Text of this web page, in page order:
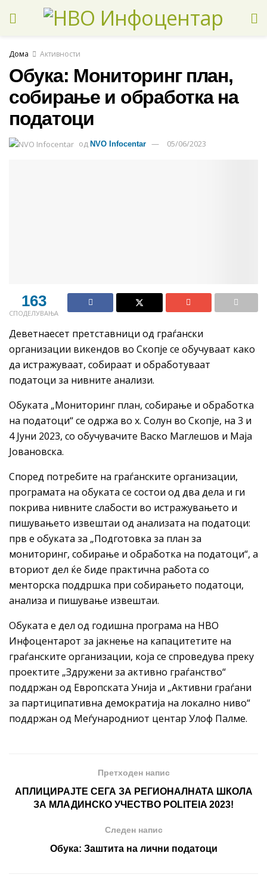
Дома Активности
Обука: Мониторинг план,
собирање и обработка на
податоци
од NVO Infocentar 05/06/2023
163
СПОДЕЛУВАЊА
Деветнаесет претставници од граѓански
организации викендов во Скопје се обучуваат како
да истражуваат, собираат и обработуваат
податоци за нивните анализи.
Обуката „Мониторинг план, собирање и обработка
на податоци“ се одржа во х. Солун во Скопје, на 3 и
4 Јуни 2023, со обучувачите Васко Маглешов и Маја
Јовановска.
Според потребите на граѓанските организации,
програмата на обуката се состои од два дела и ги
покрива нивните слабости во истражувањето и
пишувањето извештаи од анализата на податоци:
прв е обуката за „Подготовка за план за
мониторинг, собирање и обработка на податоци“, а
вториот дел ќе биде практична работа со
менторска поддршка при собирањето податоци,
анализа и пишување извештаи.
Обуката е дел од годишна програма на НВО
Инфоцентарот за јакнење на капацитетите на
граѓанските организации, која се спроведува преку
проектите „Здружени за активно граѓанство“
поддржан од Европската Унија и „Активни граѓани
за партиципативна демократија на локално ниво“
поддржан од Меѓународниот центар Улоф Палме.
Претходен напис
АПЛИЦИРАЈТЕ СЕГА ЗА РЕГИОНАЛНАТА ШКОЛА
ЗА МЛАДИНСКО УЧЕСТВО POLITEIA 2023!
Следен напис
Обука: Заштита на лични податоци